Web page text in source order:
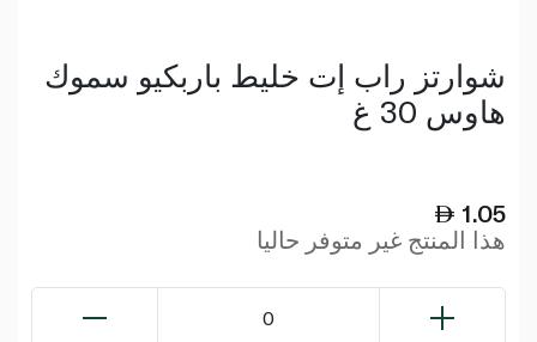
شوارتز راب إت خليط باربكيو سموك
هاوس 30 غ
1.05
هذا المنتج غير متوفر حاليا
0